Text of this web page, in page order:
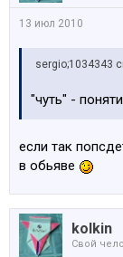
13 июл 2010
sergio;1034343
"чуть" -
если так
в обьяве
kolkin
Свой